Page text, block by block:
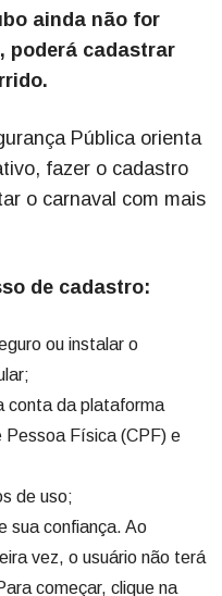
ainda não for
poderá cadastrar
Pública orienta
fazer o cadastro
o carnaval com mais
de cadastro:
ou instalar o
da plataforma
Pessoa Física (CPF) e
de uso;
confiança. Ao
vez, o usuário não terá
começar, clique na